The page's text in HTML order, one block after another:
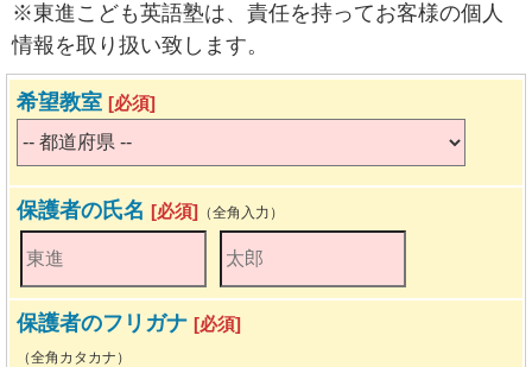
※東進こども英語塾は、責任を持ってお客様の個人
情報を取り扱い致します。
希望教室 [必須]
保護者の氏名 [必須] （全角入力）
保護者のフリガナ [必須]
（全角カタカナ）